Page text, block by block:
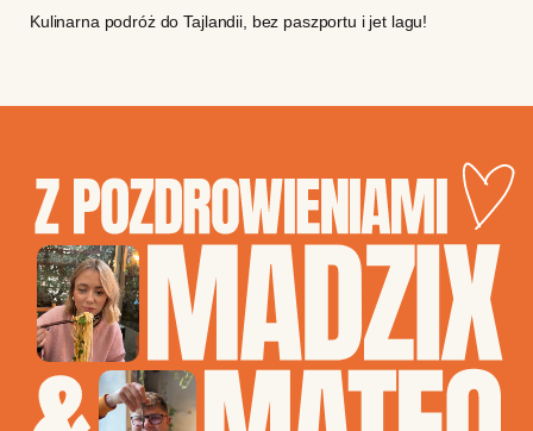
Kulinarna podróż do Tajlandii, bez paszportu i jet lagu!